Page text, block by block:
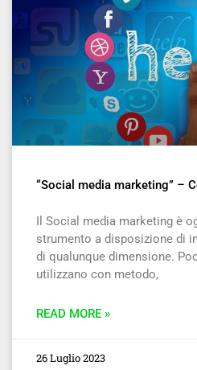
“Social media marketing” –
Il Social media marketing è
strumento a disposizione di
di qualunque dimensione.
utilizzano con metodo,
READ MORE »
26 Luglio 2023